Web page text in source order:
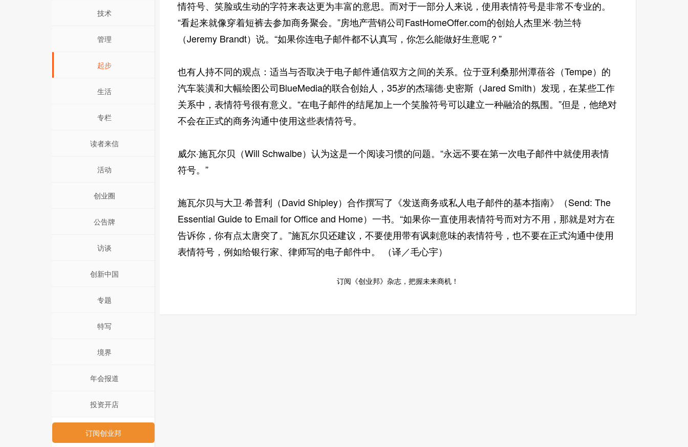
技术
管理
起步
生活
专栏
读者来信
活动
创业圈
公告牌
访谈
创新中国
专题
特写
境界
年会报道
投资开店
订阅创业邦
情符号、笑脸或生动的字符来表达更为丰富的意思。而对于一部分人来说，使用表情符号是非常不专业的。
“看起来就像穿着短裤去参加商务聚会。”房地产营销公司FastHomeOffer.com的创始人杰里米·勃兰特
（Jeremy Brandt）说。“如果你连电子邮件都不认真写，你怎么能做好生意呢？”
也有人持不同的观点：适当与否取决于电子邮件通信双方之间的关系。位于亚利桑那州潭蓓谷（Tempe）的
汽车装潢和大幅绘图公司BlueMedia的联合创始人，35岁的杰瑞德·史密斯（Jared Smith）发现，在某些工作
关系中，表情符号很有意义。“在电子邮件的结尾加上一个笑脸符号可以建立一种融洽的氛围。”但是，他绝对
不会在正式的商务沟通中使用这些表情符号。
威尔·施瓦尔贝（Will Schwalbe）认为这是一个阅读习惯的问题。“永远不要在第一次电子邮件中就使用表情
符号。”
施瓦尔贝与大卫·希普利（David Shipley）合作撰写了《发送商务或私人电子邮件的基本指南》（Send: The
Essential Guide to Email for Office and Home）一书。“如果你一直使用表情符号而对方不用，那就是对方在
告诉你，你有点太唐突了。”施瓦尔贝还建议，不要使用带有讽刺意味的表情符号，也不要在正式沟通中使用
表情符号，例如给银行家、律师写的电子邮件中。 （译／毛心宇）
订阅《创业邦》杂志，把握未来商机！